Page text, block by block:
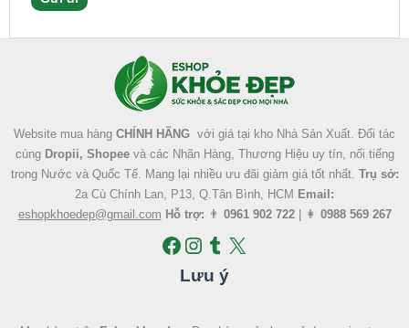
Website mua hàng CHÍNH HÃNG với giá tại kho Nhà Sản Xuất. Đối tác
cùng Dropii, Shopeevà các Nhãn Hàng, Thương Hiệu uy tín, nổi tiếng
trong Nước và Quốc Tế. Mang lại nhiều ưu đãi giảm giá tốt nhất. Trụ sở:
2a Cù Chính Lan, P13, Q.Tân Bình, HCM Email:
eshopkhoedep@gmail.com Hỗ trợ: 👨 0961 902 722| 👩 0988 569 267
Lưu ý